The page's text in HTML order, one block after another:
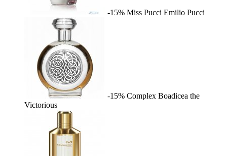
-15% Miss Pucci Emilio Pucci
-15% Complex Boadicea the
Victorious